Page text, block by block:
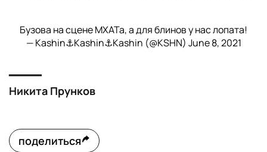
Бузова на сцене МХАТа, а для блинов у нас лопата!
— Kashin⚓Kashin⚓Kashin (@KSHN) June 8, 2021
━━━━━
Никита Прунков
поделиться